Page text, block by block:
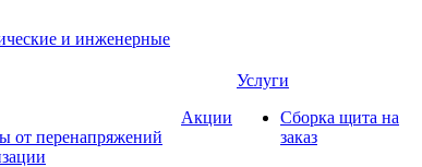
и инженерные
от перенапряжений
Акции
Услуги
Сборка щита на
заказ